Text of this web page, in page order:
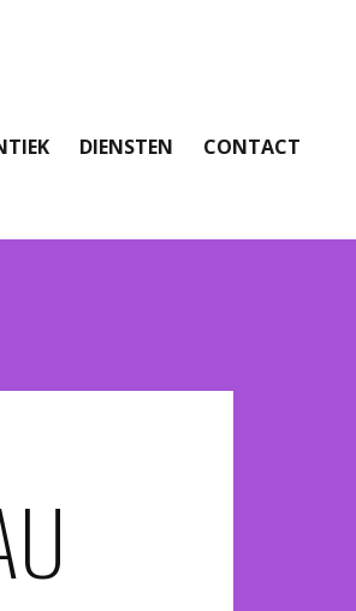
DIENSTEN CONTACT